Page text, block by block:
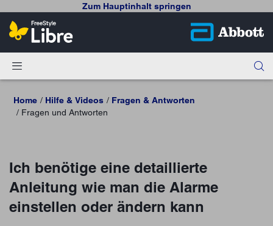
Zum Hauptinhalt springen
Home Hilfe & Videos
Fragen & Antworten
Fragen und Antworten
Ich benötige eine detaillierte
Anleitung wie man die Alarme
einstellen oder ändern kann